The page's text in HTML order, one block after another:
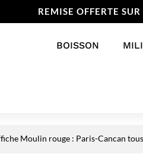
REMISE OFFERTE
BOISSON
Moulin rouge : Paris-Cancan